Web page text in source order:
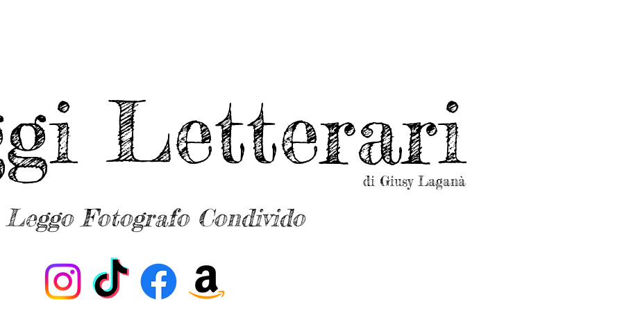
Letterari
di Giusy Laganà
Leggo Fotografo Condivido